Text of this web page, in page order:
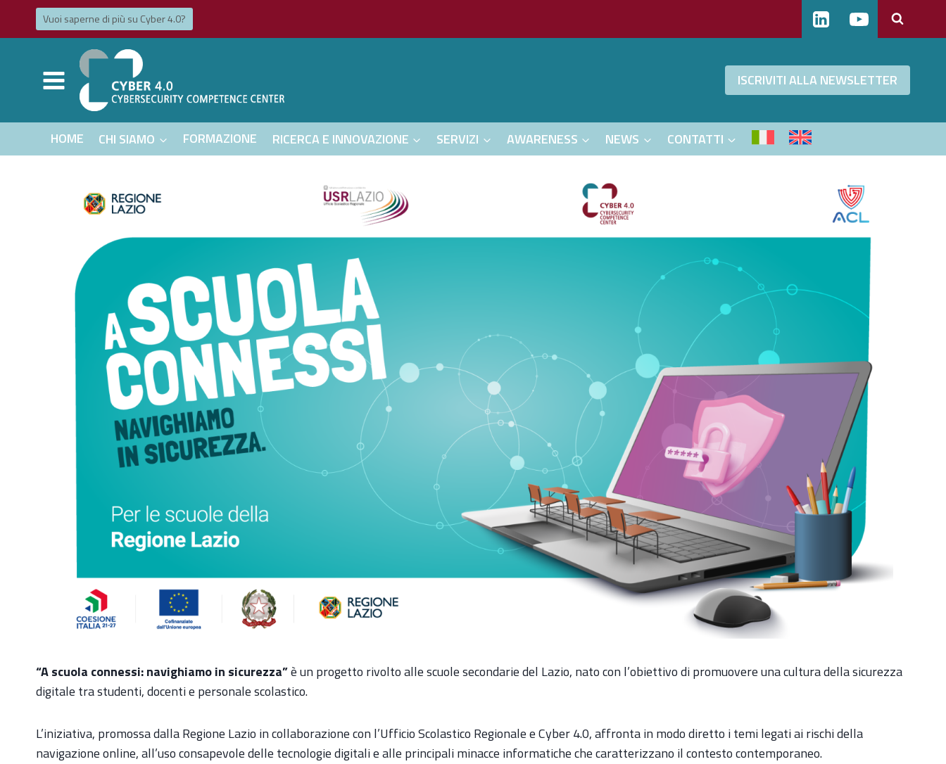
Vuoi saperne di più su Cyber ​​4.0?
ISCRIVITI ALLA NEWSLETTER
HOME CHI SIAMO FORMAZIONE RICERCA E INNOVAZIONE SERVIZI AWARENESS NEWS CONTATTI
“A scuola connessi: navighiamo in sicurezza”è un progetto rivolto alle scuole secondarie del Lazio, nato con l’obiettivo di promuovere una cultura della sicurezza
digitale tra studenti, docenti e personale scolastico.
L’iniziativa, promossa dalla Regione Lazio in collaborazione con l’Ufficio Scolastico Regionale e Cyber 4.0, affronta in modo diretto i temi legati ai rischi della
navigazione online, all’uso consapevole delle tecnologie digitali e alle principali minacce informatiche che caratterizzano il contesto contemporaneo.